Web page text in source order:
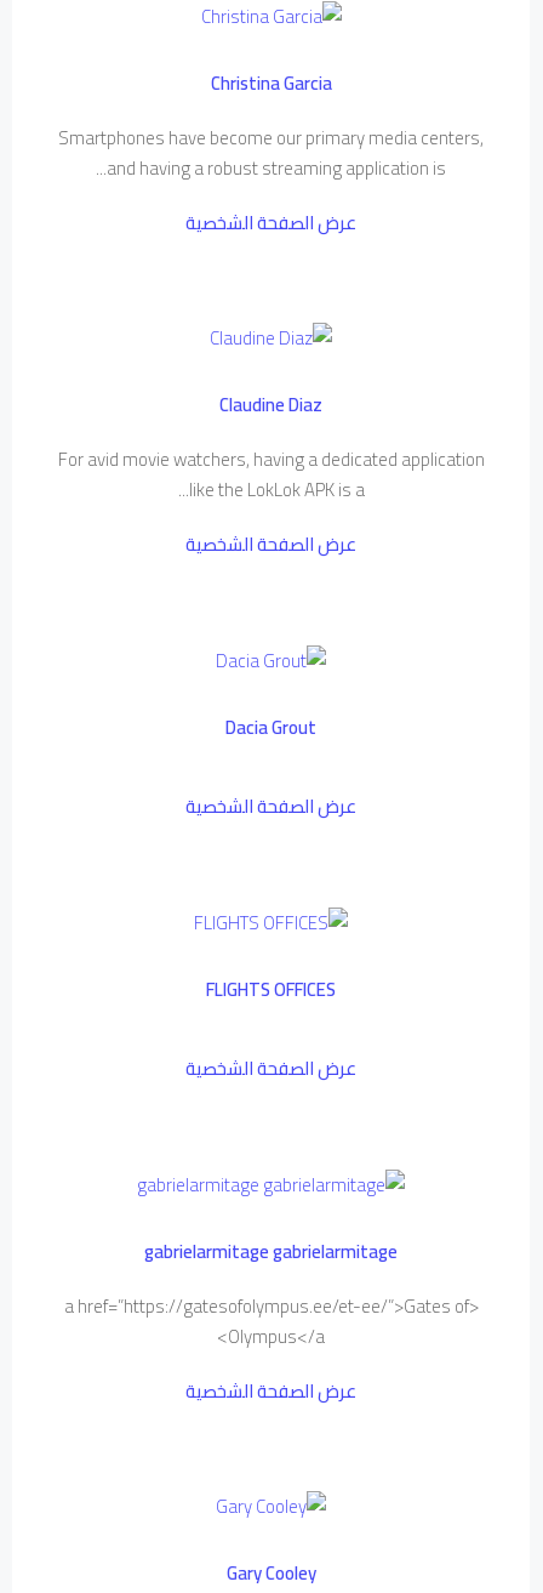
Christina Garcia
Smartphones have become our primary media centers,
and having a robust streaming application is...
عرض الصفحة الشخصية
Claudine Diaz
For avid movie watchers, having a dedicated application
like the LokLok APK is a...
عرض الصفحة الشخصية
Dacia Grout
عرض الصفحة الشخصية
FLIGHTS OFFICES
عرض الصفحة الشخصية
gabrielarmitage gabrielarmitage
<a href=”https://gatesofolympus.ee/et-ee/”>Gates of
Olympus</a>
عرض الصفحة الشخصية
Gary Cooley